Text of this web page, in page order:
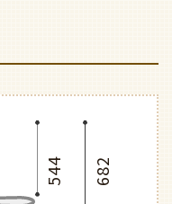
682
544